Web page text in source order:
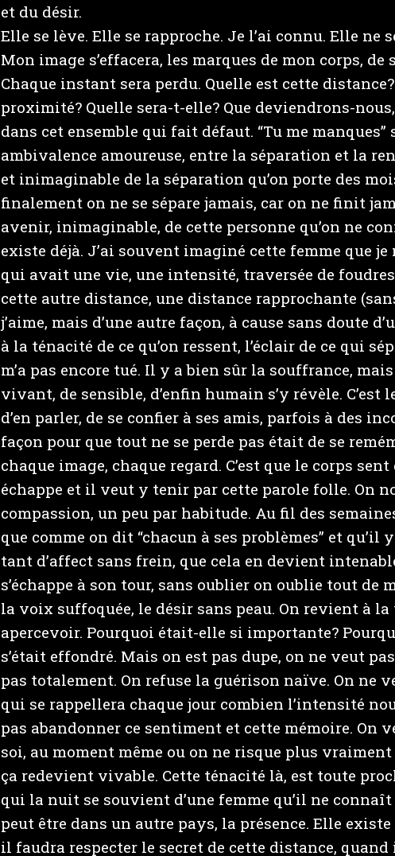
et du désir.
Elle se lève. Elle se rapproche. Je l’ai connu. Elle ne
Mon image s’effacera, les marques de mon corps,
Chaque instant sera perdu. Quelle est cette
proximité? Quelle sera-t-elle? Que deviendrons-
dans cet ensemble qui fait défaut. “Tu me manques”
ambivalence amoureuse, entre la séparation et la
et inimaginable de la séparation qu’on porte des
finalement on ne se sépare jamais, car on ne finit
avenir, inimaginable, de cette personne qu’on ne
existe déjà. J’ai souvent imaginé cette femme que
qui avait une vie, une intensité, traversée de
cette autre distance, une distance rapprochante
j’aime, mais d’une autre façon, à cause sans doute
à la ténacité de ce qu’on ressent, l’éclair de ce qui
m’a pas encore tué. Il y a bien sûr la souffrance,
vivant, de sensible, d’enfin humain s’y révèle. C’est
d’en parler, de se confier à ses amis, parfois à des
façon pour que tout ne se perde pas était de se
chaque image, chaque regard. C’est que le corps
échappe et il veut y tenir par cette parole folle. On
compassion, un peu par habitude. Au fil des
que comme on dit “chacun à ses problèmes” et qu’il
tant d’affect sans frein, que cela en devient
s’échappe à son tour, sans oublier on oublie tout de
la voix suffoquée, le désir sans peau. On revient à la
apercevoir. Pourquoi était-elle si importante?
s’était effondré. Mais on est pas dupe, on ne veut
pas totalement. On refuse la guérison naïve. On ne
qui se rappellera chaque jour combien l’intensité
pas abandonner ce sentiment et cette mémoire. On
soi, au moment même ou on ne risque plus
ça redevient vivable. Cette ténacité là, est toute
qui la nuit se souvient d’une femme qu’il ne
peut être dans un autre pays, la présence. Elle
il faudra respecter le secret de cette distance,